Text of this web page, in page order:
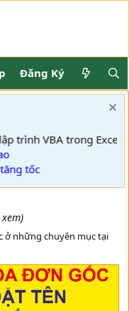
Đăng Ký
trình VBA trong
tốc
ở những chuyên mục tại